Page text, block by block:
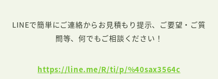
LINEで簡単にご連絡からお見積もり提示、ご要望・ご質
問等、何でもご相談ください！
https://line.me/R/ti/p/%40sax3564c